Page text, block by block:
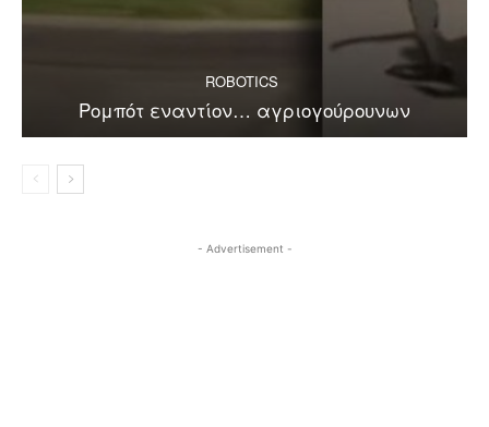
ROBOTICS
Ρομπότ εναντίον… αγριογούρουνων
- Advertisement -